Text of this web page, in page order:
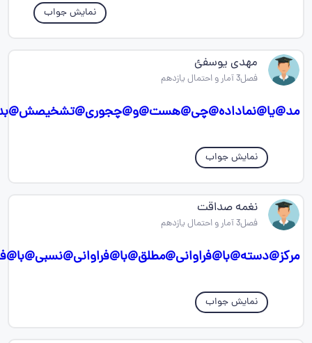
نمایش جواب
مهدی یوسفئ
فصل3 آمار و احتمال یازدهم
نمایش جواب
نغمه صداقت
فصل3 آمار و احتمال یازدهم
نمایش جواب